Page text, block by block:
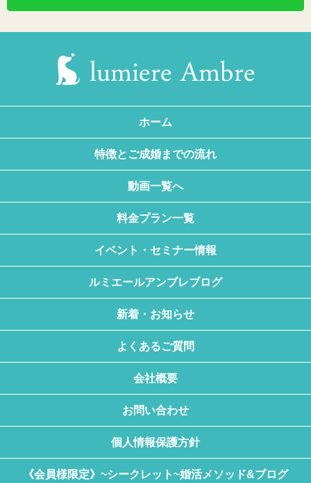
ホーム
特徴とご成婚までの流れ
動画一覧へ
料金プラン一覧
イベント・セミナー情報
ルミエールアンブレブログ
新着・お知らせ
よくあるご質問
会社概要
お問い合わせ
個人情報保護方針
《会員様限定》~シークレット~婚活メソッド&ブログ